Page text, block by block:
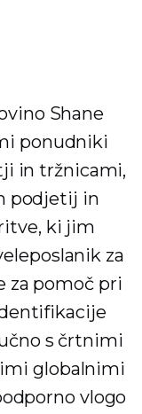
Shane
ponudniki
in tržnicami,
podjetij in
ki jim
za
za pomoč pri
s črtnimi
globalnimi
vlogo